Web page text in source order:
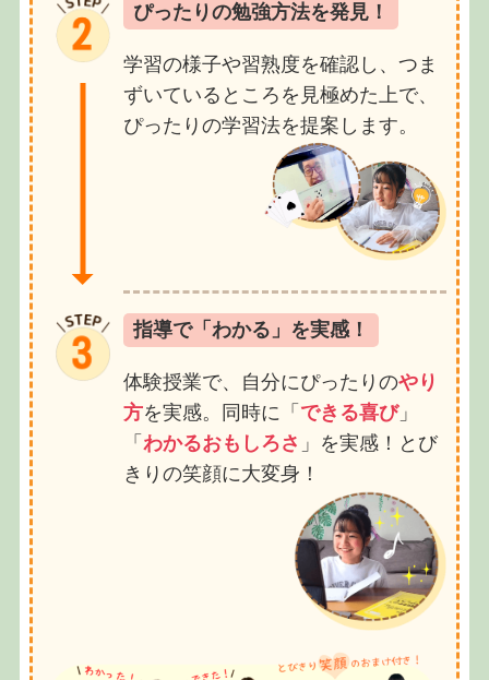
ぴったりの勉強方法を発見！
学習の様子や習熟度を確認し、つま
ずいているところを見極めた上で、
ぴったりの学習法を提案します。
指導で「わかる」を実感！
体験授業で、自分にぴったりのやり
方を実感。同時に「 できる喜び」
「 わかるおもしろさ 」を実感！とび
きりの笑顔に大変身！